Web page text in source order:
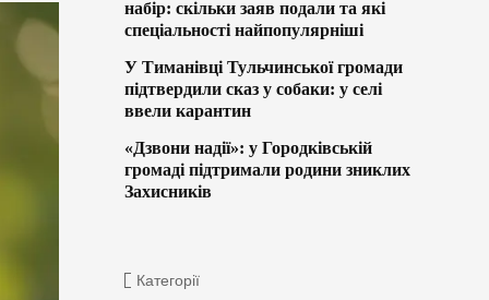
набір: скільки заяв подали та які
спеціальності найпопулярніші
У Тиманівці Тульчинської громади
підтвердили сказ у собаки: у селі
ввели карантин
«Дзвони надії»: у Городківській
громаді підтримали родини зниклих
Захисників
Категорії